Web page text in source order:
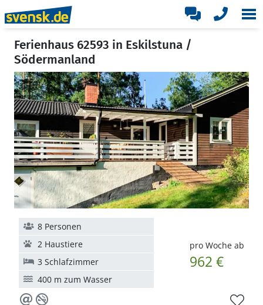
Ferienhaus 62593 in Eskilstuna /
Södermanland
pro Woche ab
962 €
8 Personen
2 Haustiere
3 Schlafzimmer
400 m zum Wasser